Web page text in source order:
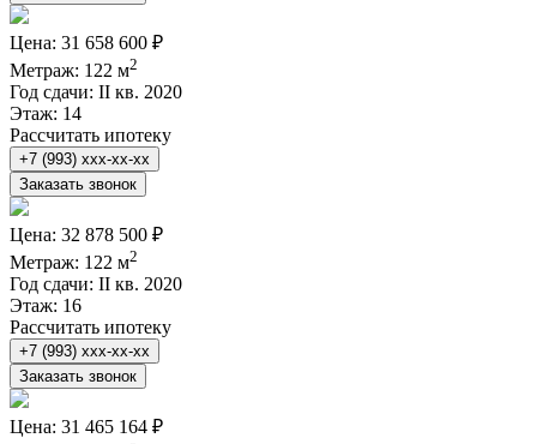
Цена: 31 658 600 ₽
Метраж: 122 м2
Год сдачи: II кв. 2020
Этаж: 14
Рассчитать ипотеку
+7 (993) xxx-xx-xx
Заказать звонок
Цена: 32 878 500 ₽
Метраж: 122 м2
Год сдачи: II кв. 2020
Этаж: 16
Рассчитать ипотеку
+7 (993) xxx-xx-xx
Заказать звонок
Цена: 31 465 164 ₽